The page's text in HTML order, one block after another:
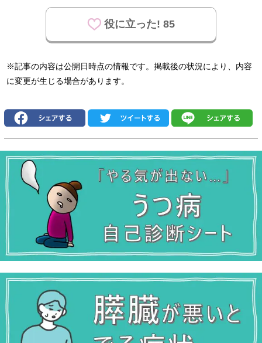
役に立った! 85
※記事の内容は公開日時点の情報です。掲載後の状況により、内容
に変更が生じる場合があります。